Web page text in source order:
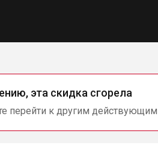
эта скидка сгорела
перейти к другим